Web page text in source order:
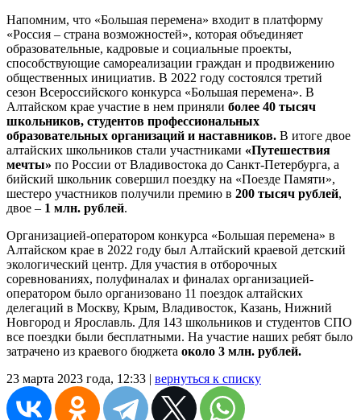
Напомним, что «Большая перемена» входит в платформу
«Россия – страна возможностей», которая объединяет
образовательные, кадровые и социальные проекты,
способствующие самореализации граждан и продвижению
общественных инициатив. В 2022 году состоялся третий
сезон Всероссийского конкурса «Большая перемена». В
Алтайском крае участие в нем приняли более 40 тысяч
школьников, студентов профессиональных
образовательных организаций и наставников. В итоге двое
алтайских школьников стали участниками «Путешествия
мечты» по России от Владивостока до Санкт-Петербурга, а
бийский школьник совершил поездку на «Поезде Памяти»,
шестеро участников получили премию в 200 тысяч рублей,
двое – 1 млн. рублей.
Организацией-оператором конкурса «Большая перемена» в
Алтайском крае в 2022 году был Алтайский краевой детский
экологический центр. Для участия в отборочных
соревнованиях, полуфиналах и финалах организацией-
оператором было организовано 11 поездок алтайских
делегаций в Москву, Крым, Владивосток, Казань, Нижний
Новгород и Ярославль. Для 143 школьников и студентов СПО
все поездки были бесплатными. На участие наших ребят было
затрачено из краевого бюджета около 3 млн. рублей.
23 марта 2023 года, 12:33 | вернуться к списку